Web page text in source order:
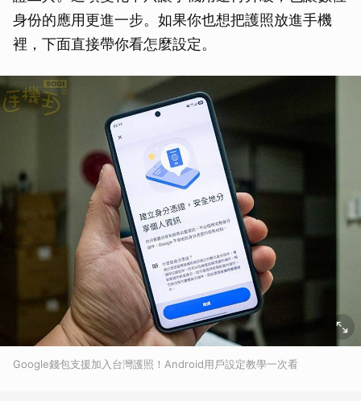
身份的應用更進一步。如果你也想把護照放進手機
裡，下面直接帶你看怎麼設定。
Google錢包支援加入台灣護照！Android用戶設定教學一次看